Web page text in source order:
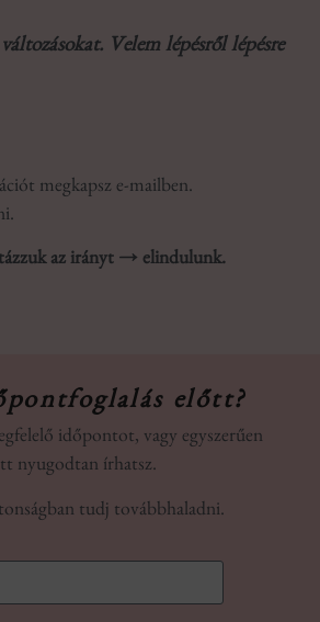
Velem lépésről lépésre
megkapsz e-mailben.
az irányt → elindulunk.
előtt?
időpontot, vagy egyszerűen
nyugodtan írhatsz.
tudj továbbhaladni.